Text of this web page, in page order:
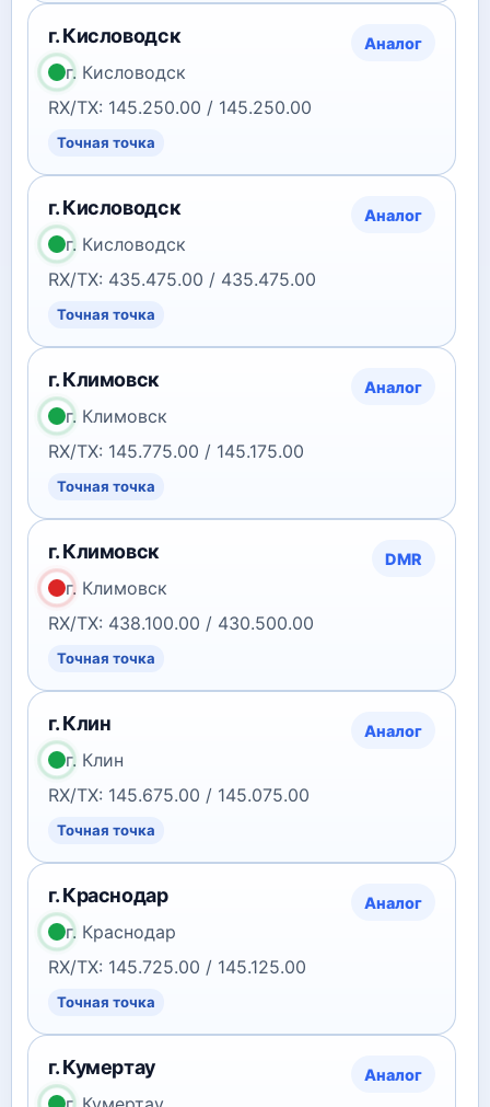
г. Кисловодск Аналог
г. Кисловодск
RX/TX: 145.250.00 / 145.250.00
Точная точка
г. Кисловодск Аналог
г. Кисловодск
RX/TX: 435.475.00 / 435.475.00
Точная точка
г. Климовск Аналог
г. Климовск
RX/TX: 145.775.00 / 145.175.00
Точная точка
г. Климовск DMR
г. Климовск
RX/TX: 438.100.00 / 430.500.00
Точная точка
г. Клин Аналог
г. Клин
RX/TX: 145.675.00 / 145.075.00
Точная точка
г. Краснодар Аналог
г. Краснодар
RX/TX: 145.725.00 / 145.125.00
Точная точка
г. Кумертау Аналог